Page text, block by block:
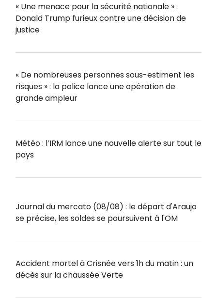
« Une menace pour la sécurité nationale » :
Donald Trump furieux contre une décision de
justice
« De nombreuses personnes sous-estiment les
risques » : la police lance une opération de
grande ampleur
Météo : l’IRM lance une nouvelle alerte sur tout le
pays
Journal du mercato (08/08) : le départ d'Araujo
se précise, les soldes se poursuivent à l'OM
Accident mortel à Crisnée vers 1h du matin : un
décès sur la chaussée Verte